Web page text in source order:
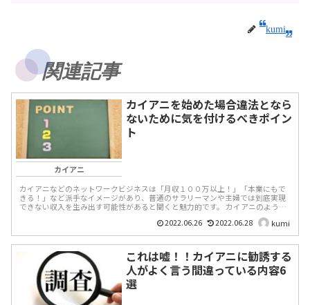
kumi
関連記事
カイアニ
カイアニを始めた場合違法となら
ないために気を付けるべきポイン
ト
カイアニなどのネットワークビジネスは「月収１００万以上！」「本業にもで
きる！」など派手なイメージがあり、普通のサラリーマンや主婦では到底実現
できない収入を生み出す可能性があると聞くと魅力的です。 カイアニのような
2022.06.26 2022.06.28 kumi
これは嘘！！カイアニに勧誘する
人がよく言う間違っている内容6
選